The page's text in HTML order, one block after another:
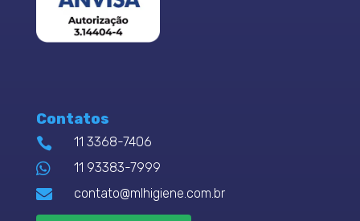
Contatos
 11 3368-7406
 11 93383-7999
 contato@mlhigiene.com.br